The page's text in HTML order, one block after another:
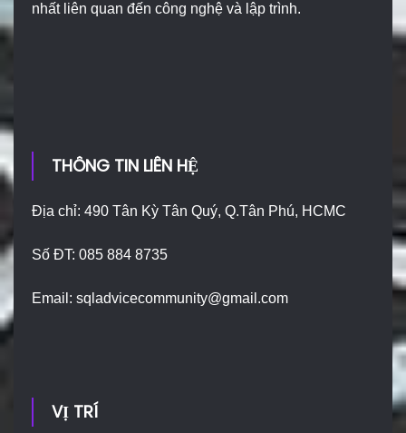
nhất liên quan đến công nghệ và lập trình.
THÔNG TIN LIÊN HỆ
Địa chỉ: 490 Tân Kỳ Tân Quý, Q.Tân Phú, HCMC
Số ĐT: 085 884 8735
Email:sqladvicecommunity@gmail.com
VỊ TRÍ